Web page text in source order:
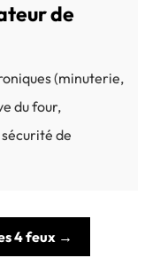
de
(minuterie,
du four,
de
4 feux →